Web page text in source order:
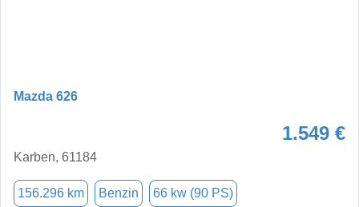
Mazda 626
1.549 €
Karben, 61184
156.296 km Benzin 66 kw (90 PS)